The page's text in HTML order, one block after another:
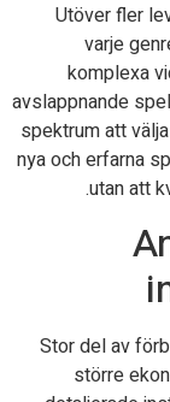
Utöver fler
varje
komplexa
avslappnande
spektrum att
nya och erfarna
utan att
Stor del av
större